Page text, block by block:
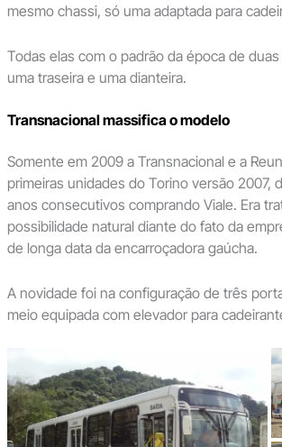
mesmo chassi, só uma adaptada para
Todas elas com o padrão da época de
uma traseira e uma dianteira.
Transnacional massifica o modelo
Somente em 2009 a Transnacional e a
primeiras unidades do Torino versão 2007,
anos consecutivos comprando Viale. Era
possibilidade natural diante do fato da
de longa data da encarroçadora gaúcha.
A novidade foi na configuração de três
meio equipada com elevador para